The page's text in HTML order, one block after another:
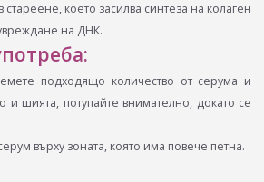
което засилва синтеза на колаген
на ДНК.
подходящо количество от серума и
и шията, потупайте внимателно, докато се
върху зоната, която има повече петна.